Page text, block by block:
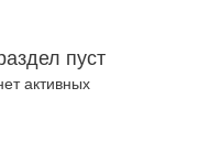
пуст
активных